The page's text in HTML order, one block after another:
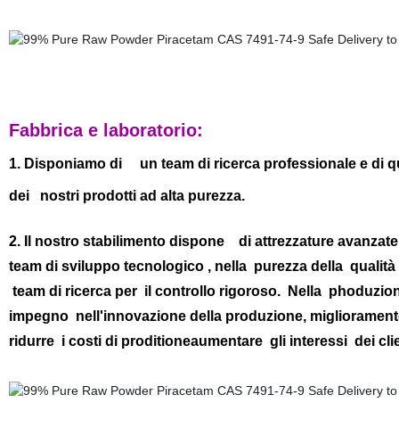
Fabbrica e laboratorio:
1. Disponiamo di un team di ricerca professionale e di
dei nostri prodotti ad alta purezza.
2. Il nostro stabilimento dispone di attrezzature
team di sviluppo tecnologico , nella purezza della
team di ricerca per il controllo rigoroso. Nella
impegno nell'innovazione della produzione,
ridurre i costi di proditioneaumentare gli interessi dei